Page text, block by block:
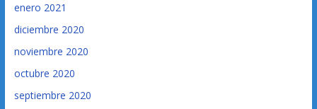
enero 2021
diciembre 2020
noviembre 2020
octubre 2020
septiembre 2020